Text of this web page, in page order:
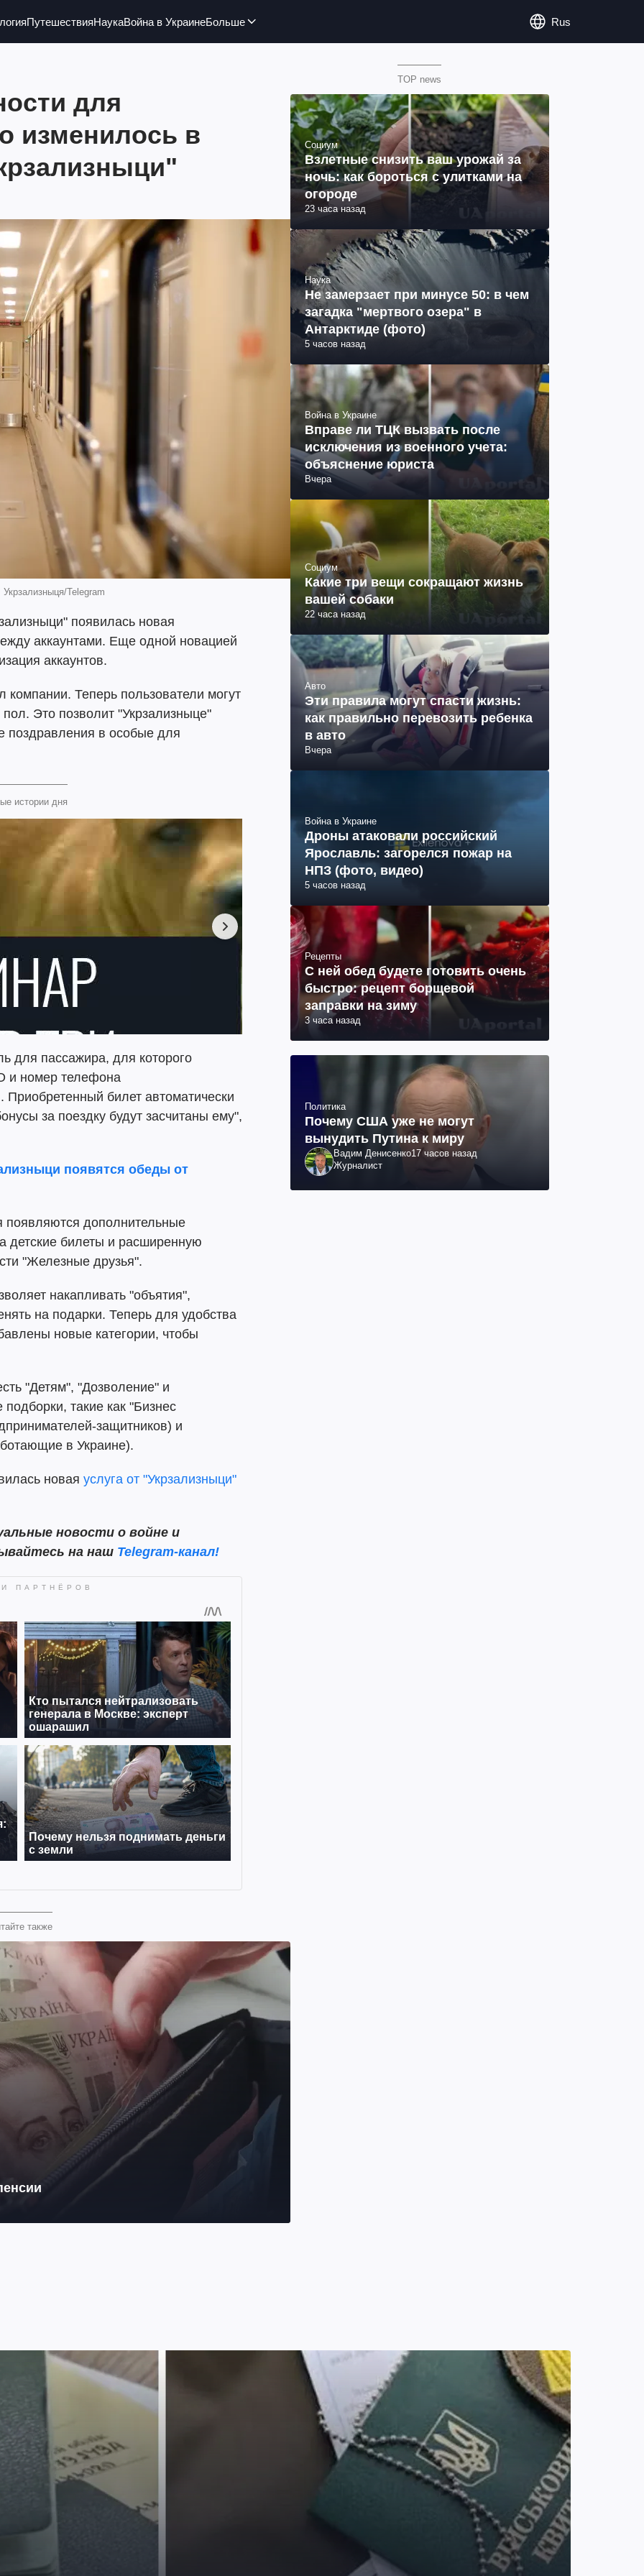
ПутешествияНаукаВойна в УкраинеБольше Rus
для
изменилось в
Telegram
появилась новая
аккаунтами. Еще одной новацией
аккаунтов.
компании. Теперь пользователи могут
Это позволит "Укрзализныце"
поздравления в особые для
истории дня
для пассажира, для которого
и номер телефона
Приобретенный билет автоматически
за поездку будут засчитаны ему",
появятся обеды от
дополнительные
детские билеты и расширенную
"Железные друзья".
накапливать "объятия",
на подарки. Теперь для удобства
новые категории, чтобы
"Детям", "Дозволение" и
такие как "Бизнес
защитников) и
в Украине).
новая услуга от "Укрзализныци"
новости о войне и
на наш Telegram-канал!
также
TOP news
Социум
Взлетные снизить ваш урожай за
ночь: как бороться с улитками на
огороде
23 часа назад
Наука
Не замерзает при минусе 50: в чем
загадка "мертвого озера" в
Антарктиде (фото)
5 часов назад
Война в Украине
Вправе ли ТЦК вызвать после
исключения из военного учета:
объяснение юриста
Вчера
Социум
Какие три вещи сокращают жизнь
вашей собаки
22 часа назад
Авто
Эти правила могут спасти жизнь:
как правильно перевозить ребенка
в авто
Вчера
Война в Украине
Дроны атаковали российский
Ярославль: загорелся пожар на
НПЗ (фото, видео)
5 часов назад
Рецепты
С ней обед будете готовить очень
быстро: рецепт борщевой
заправки на зиму
3 часа назад
Политика
Почему США уже не могут
вынудить Путина к миру
Вадим Денисенко17 часов назад
Журналист